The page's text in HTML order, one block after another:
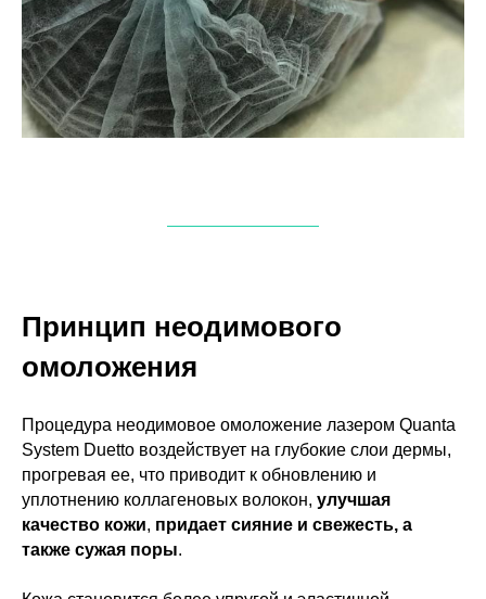
Принцип неодимового
омоложения
Процедура неодимовое омоложение лазером Quanta
System Duetto воздействует на глубокие слои дермы,
прогревая ее, что приводит к обновлению и
уплотнению коллагеновых волокон, улучшая
качество кожи, придает сияние и свежесть, а
также сужая поры.